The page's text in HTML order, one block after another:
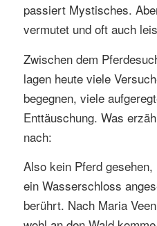
passiert Mystisches.
vermutet und oft auch
Zwischen dem
lagen heute viele
begegnen, viele
Enttäuschung. Was
nach:
Also kein Pferd
ein Wasserschloss
berührt. Nach Maria